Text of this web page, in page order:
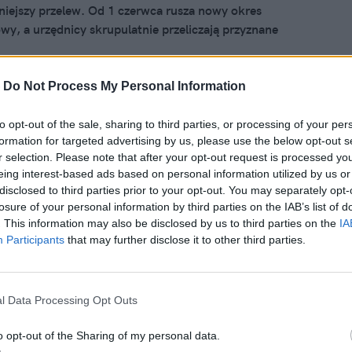
Do Not Process My Personal Information
opt-out of the sale, sharing to third parties, or processing of your
for targeted advertising by us, please use the below opt-out
selection. Please note that after your opt-out request is processed
interest-based ads based on personal information utilized by us
to third parties prior to your opt-out. You may separately
of your personal information by third parties on the IAB’s list of
This information may also be disclosed by us to third parties on the
Participants that may further disclose it to other third parties.
Data Processing Opt Outs
opt-out of the Sharing of my personal data.
przelew. Od 1 czerwca rusza nowy okres
a urzędnicy skrupulatnie przeliczają przyznane
2026, 20:07
800 plus. Rząd Tuska
i już się nie wycofa
800 plus" czekają duże zmiany. Przewiduje się, że
mają wejść w życie od 1 czerwca 2027 roku. Rząd planuje
składania wniosków o 800 plus, która ucieszy
Znane są już szczegóły dotyczące nowego